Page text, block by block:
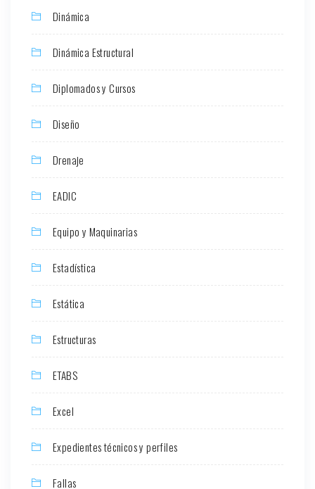
Dinámica
Dinámica Estructural
Diplomados y Cursos
Diseño
Drenaje
EADIC
Equipo y Maquinarias
Estadística
Estática
Estructuras
ETABS
Excel
Expedientes técnicos y perfiles
Fallas